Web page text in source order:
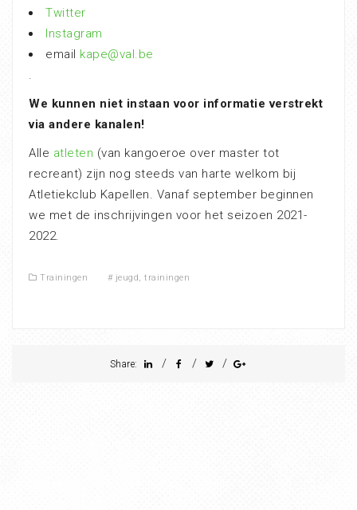
Twitter
Instagram
email kape@val.be
.
We kunnen niet instaan voor informatie verstrekt
via andere kanalen!
Alle atleten (van kangoeroe over master tot
recreant) zijn nog steeds van harte welkom bij
Atletiekclub Kapellen. Vanaf september beginnen
we met de inschrijvingen voor het seizoen 2021-
2022.
Trainingen # jeugd, trainingen
Share: / / /